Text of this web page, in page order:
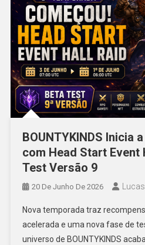
BOUNTYKINDS Inicia
com Head Start Event
Test Versão 9
20 De Junho De 2026
Nova temporada traz
acelerada e uma nova fase de
universo de BOUNTYKINDS